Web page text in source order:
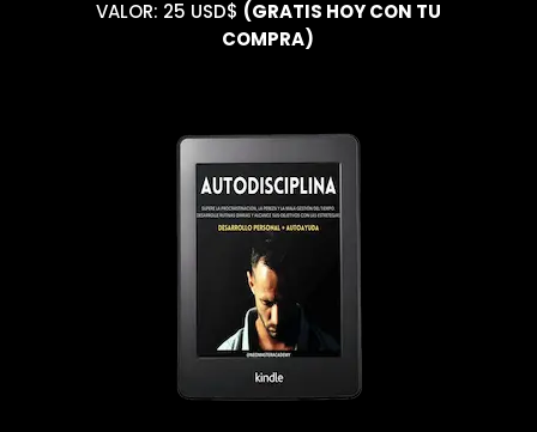
VALOR: 25 USD$ (GRATIS HOY CON TU
COMPRA)